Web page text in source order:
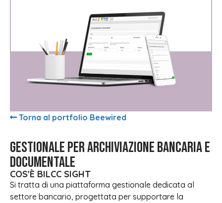
Torna al portfolio Beewired
Gestionale per archiviazione bancaria e
documentale
COS'È BILCC SIGHT
Si tratta di una piattaforma gestionale dedicata al
settore bancario, progettata per supportare la